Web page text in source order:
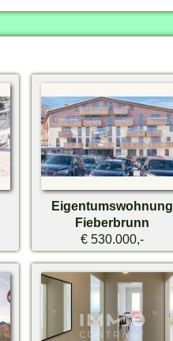
Eigentumswohnung
Fieberbrunn
€ 530.000,-